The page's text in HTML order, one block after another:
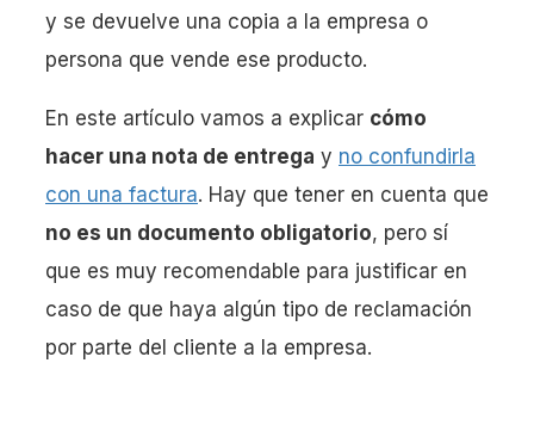
y se devuelve una copia a la empresa o
persona que vende ese producto.
En este artículo vamos a explicar cómo
hacer una nota de entrega y no confundirla
con una factura. Hay que tener en cuenta que
no es un documento obligatorio, pero sí
que es muy recomendable para justificar en
caso de que haya algún tipo de reclamación
por parte del cliente a la empresa.